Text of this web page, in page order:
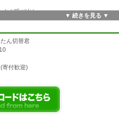
すぐ呼び出し
細設定画面をメニューから直接起動可能。
セスできます。
機能で、PC起動時に自動起動も可能。
プル
能。日常のプリンタ切替をサクッと簡単に!
Desktop Runtime to run this appilcation.」が
ックして動作に必要なランタイムをインス
保護されました」(Microsoft Defender
「実行」 をクリックしてください。
▼ 続きを見る ▼
ん切替君
寄付歓迎)